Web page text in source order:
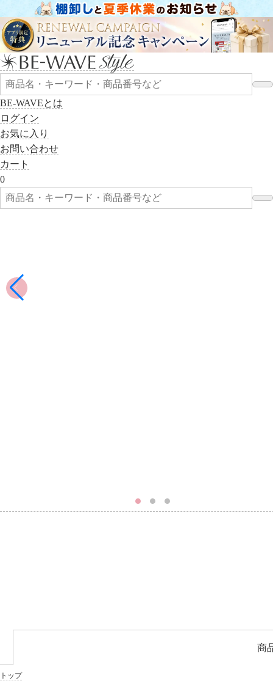
BE-WAVEとは
ログイン
お気に入り
お問い合わせ
カート
0
トップ
商